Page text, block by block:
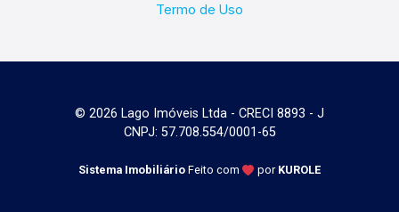
Termo de Uso
© 2026 Lago Imóveis Ltda - CRECI 8893 - J
CNPJ: 57.708.554/0001-65
Sistema Imobiliário Feito com por KUROLE